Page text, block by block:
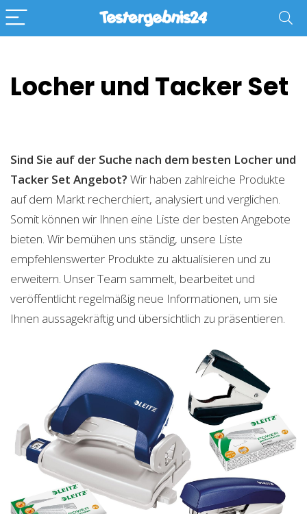
Locher und Tacker Set
Sind Sie auf der Suche nach dem besten Locher und
Tacker Set Angebot? Wir haben zahlreiche Produkte
auf dem Markt recherchiert, analysiert und verglichen.
Somit können wir Ihnen eine Liste der besten Angebote
bieten. Wir bemühen uns ständig, unsere Liste
empfehlenswerter Produkte zu aktualisieren und zu
erweitern. Unser Team sammelt, bearbeitet und
veröffentlicht regelmäßig neue Informationen, um sie
Ihnen aussagekräftig und übersichtlich zu präsentieren.